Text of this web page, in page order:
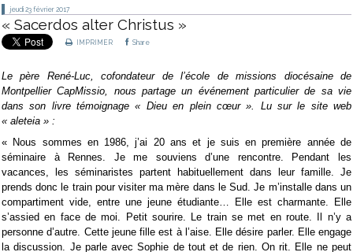
jeudi 23 février 2017
« Sacerdos alter Christus »
IMPRIMER Share
Le père René-Luc, cofondateur de l’école de missions diocésaine de
Montpellier CapMissio, nous partage un événement particulier de sa vie
dans son livre témoignage « Dieu en plein cœur ». Lu sur le site web
« aleteia » :
« Nous sommes en 1986, j’ai 20 ans et je suis en première année de
séminaire à Rennes. Je me souviens d’une rencontre. Pendant les
vacances, les séminaristes partent habituellement dans leur famille. Je
prends donc le train pour visiter ma mère dans le Sud. Je m’installe dans un
compartiment vide, entre une jeune étudiante… Elle est charmante. Elle
s’assied en face de moi. Petit sourire. Le train se met en route. Il n’y a
personne d’autre. Cette jeune fille est à l’aise. Elle désire parler. Elle engage
la discussion. Je parle avec Sophie de tout et de rien. On rit. Elle ne peut